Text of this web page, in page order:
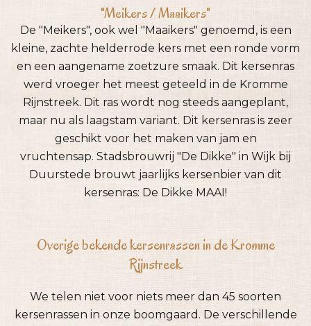
"Meikers / Maaikers"
De "Meikers", ook wel "Maaikers" genoemd, is een
kleine, zachte helderrode kers met een ronde vorm
en een aangename zoetzure smaak. Dit kersenras
werd vroeger het meest geteeld in de Kromme
Rijnstreek. Dit ras wordt nog steeds aangeplant,
maar nu als laagstam variant. Dit kersenras is zeer
geschikt voor het maken van jam en
vruchtensap. Stadsbrouwrij "De Dikke" in Wijk bij
Duurstede brouwt jaarlijks kersenbier van dit
kersenras: De Dikke MAAI!
Overige bekende kersenrassen in de Kromme
Rijnstreek
We telen niet voor niets meer dan 45 soorten
kersenrassen in onze boomgaard. De verschillende